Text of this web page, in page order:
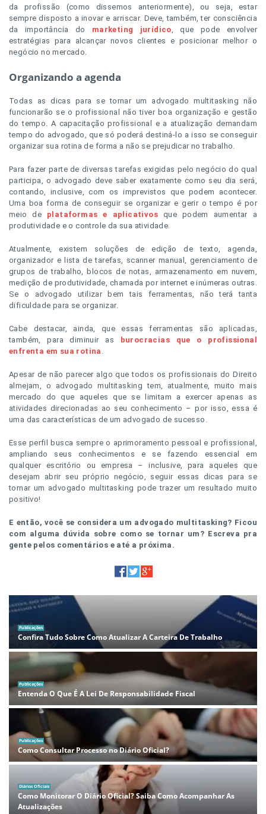
da profissão (como dissemos anteriormente), ou seja, estar
sempre disposto a inovar e arriscar. Deve, também, ter consciência
da importância do marketing jurídico, que pode envolver
estratégias para alcançar novos clientes e posicionar melhor o
negócio no mercado.
Organizando a agenda
Todas as dicas para se tornar um advogado multitasking não
funcionarão se o profissional não tiver boa organização e gestão
do tempo. A capacitação profissional e a atualização demandam
tempo do advogado, que só poderá destiná-lo a isso se conseguir
organizar sua rotina de forma a não se prejudicar no trabalho.
Para fazer parte de diversas tarefas exigidas pelo negócio do qual
participa, o advogado deve saber exatamente como seu dia será,
contando, inclusive, com os imprevistos que podem acontecer.
Uma boa forma de conseguir se organizar e gerir o tempo é por
meio de plataformas e aplicativosque podem aumentar a
produtividade e o controle da sua atividade.
Atualmente, existem soluções de edição de texto, agenda,
organizador e lista de tarefas, scanner manual, gerenciamento de
grupos de trabalho, blocos de notas, armazenamento em nuvem,
medição de produtividade, chamada por internet e inúmeras outras.
Se o advogado utilizar bem tais ferramentas, não terá tanta
dificuldade para se organizar.
Cabe destacar, ainda, que essas ferramentas são aplicadas,
também, para diminuir as
burocracias que o profissional
enfrenta em sua rotina .
Apesar de não parecer algo que todos os profissionais do Direito
almejam, o advogado multitasking tem, atualmente, muito mais
mercado do que aqueles que se limitam a exercer apenas as
atividades direcionadas ao seu conhecimento – por isso, essa é
uma das características de um advogado de sucesso.
Esse perfil busca sempre o aprimoramento pessoal e profissional,
ampliando seus conhecimentos e se fazendo essencial em
qualquer escritório ou empresa – inclusive, para aqueles que
desejam abrir seu próprio negócio, seguir essas dicas para se
tornar um advogado multitasking pode trazer um resultado muito
positivo!
E então, você se considera um advogado multitasking? Ficou
com alguma dúvida sobre como se tornar um? Escreva pra
gente pelos comentários e até a próxima.
Publicações
Confira Tudo Sobre Como Atualizar A Carteira De Trabalho
Publicações
Entenda O Que É A Lei De Responsabilidade Fiscal
Publicações
Como Consultar Processo no Diário Oficial?
Diários Oficiais
Como Monitorar O Diário Oficial? Saiba Como Acompanhar As
Atualizações